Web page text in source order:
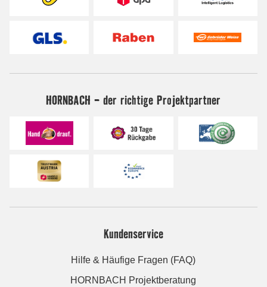
HORNBACH - der richtige Projektpartner
Kundenservice
Hilfe & Häufige Fragen (FAQ)
HORNBACH Projektberatung